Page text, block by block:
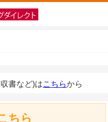
書など)はこちらから
ちら